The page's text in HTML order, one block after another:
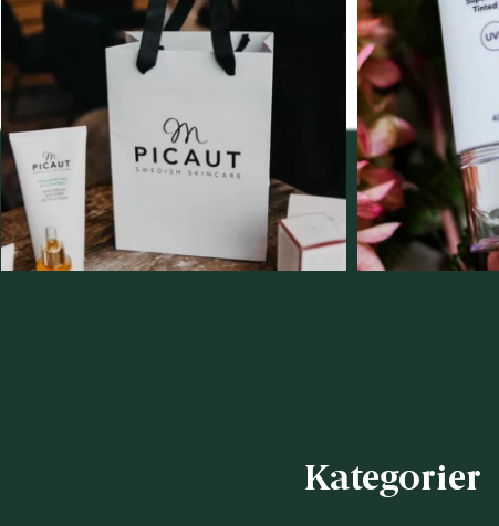
personlig handel i
12 0
Kategorier